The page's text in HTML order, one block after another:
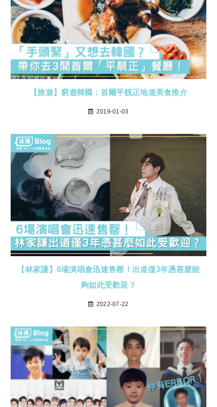
【旅遊】窮遊韓國：首爾平靚正地道美食推介
2019-01-03
【林家謙】6場演唱會迅速售罄！出道僅3年憑甚麼能
夠如此受歡迎？
2022-07-22